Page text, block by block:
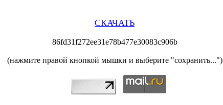
СКАЧАТЬ
86fd31f272ee31e78b477e30083c906b
(нажмите правой кнопкой мышки и выберите "сохранить...")